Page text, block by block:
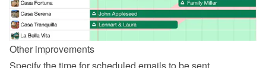
Other improvements
Specify the time for scheduled emails to be sent.